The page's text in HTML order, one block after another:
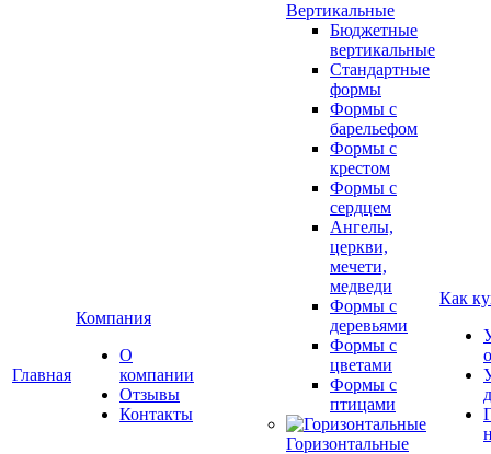
Главная
Компания
О
компании
Отзывы
Контакты
Вертикальные
Бюджетные
вертикальные
Стандартные
формы
Формы с
барельефом
Формы с
крестом
Формы с
сердцем
Ангелы,
церкви,
мечети,
медведи
Формы с
деревьями
Формы с
цветами
Формы с
птицами
Горизонтальные
Как